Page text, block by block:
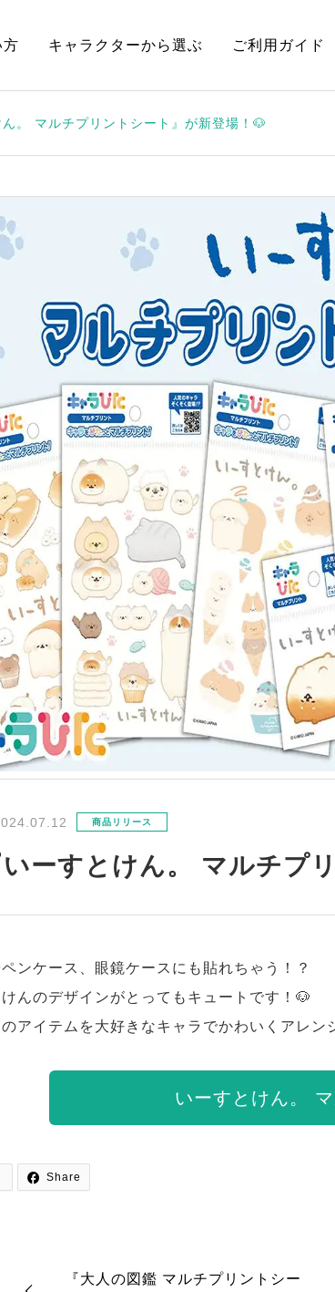
方 キャラクターから選ぶ ご利用ガイド
。 マルチプリントシート』が新登場！🐶
商品リリース
ーすとけん。 マルチプ
ンケース、眼鏡ケースにも貼れちゃう！？
んのデザインがとってもキュートです！🐶
アイテムを大好きなキャラでかわいくアレン
いーすとけん。
 Share
『大人の図鑑 マルチプリントシー